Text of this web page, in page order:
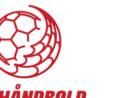
Industri Super Cup for både
blev der trukket lod til
i Santander Cup. Den faldt